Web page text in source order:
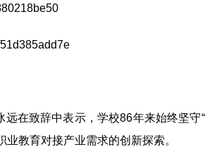
在致辞中表示，学校86年来始终坚
教育对接产业需求的创新探索。